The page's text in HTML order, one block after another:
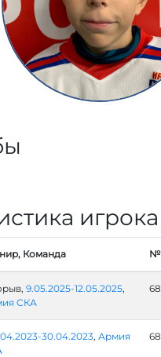
игрока
Команда №
9.05.2025-12.05.2025,
СКА
68
30.04.2023, Армия
68